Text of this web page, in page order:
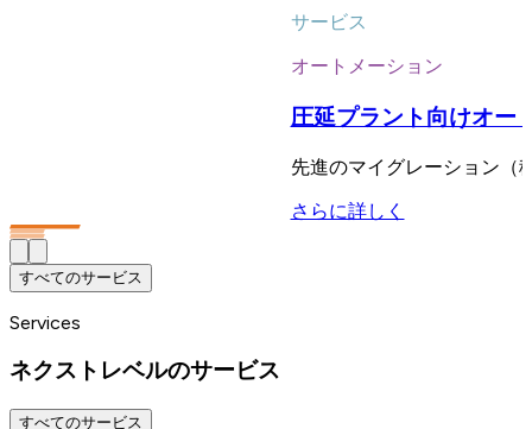
サービス
オートメーション
圧延プラント向けオー
先進のマイグレーション（
さらに詳しく
すべてのサービス
Services
ネクストレベルのサービス
すべてのサービス